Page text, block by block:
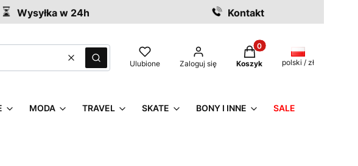
Wysyłka w 24h Kontakt
WyczyśćSzukaj Ulubione Zaloguj się
Produkty w koszyku: 0.
Koszyk polski / zł
MODA TRAVEL SKATE BONY I INNE SALE